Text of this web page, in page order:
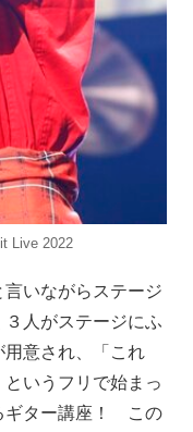
Live 2022
いながらステージ
人がステージにふ
意され、「これ
いうフリで始まっ
ギター講座！ この